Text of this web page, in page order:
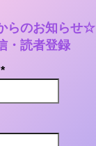
らのお知らせ☆
・読者登録
*